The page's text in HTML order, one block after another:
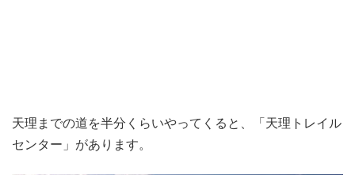
天理までの道を半分くらいやってくると、「天理トレイル
センター」があります。